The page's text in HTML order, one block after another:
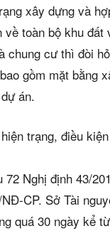
&
xây dựng và
về toàn bộ khu đất
chung cư thì đòi
gồm mặt bằng
án.
trạng, điều
72 Nghị định 43/
CP. Sở Tài
quá 30 ngày kể